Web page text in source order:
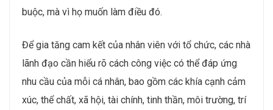
buộc, mà vì họ muốn làm điều đó.
Để gia tăng cam kết của nhân viên với tổ chức, các nhà
lãnh đạo cần hiểu rõ cách công việc có thể đáp ứng
nhu cầu của mỗi cá nhân, bao gồm các khía cạnh cảm
xúc, thể chất, xã hội, tài chính, tinh thần, môi trường, trí